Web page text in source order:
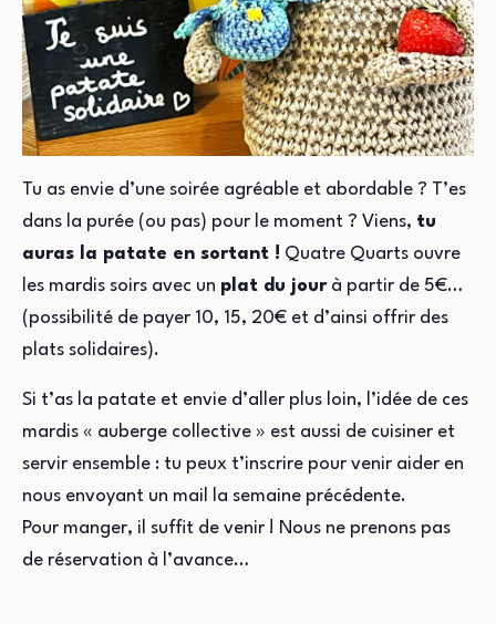
Tu as envie d’une soirée agréable et abordable ? T’es
dans la purée (ou pas) pour le moment ? Viens, tu
auras la patate en sortant ! Quatre Quarts ouvre
les mardis soirs avec un plat du jourà partir de 5€…
(possibilité de payer 10, 15, 20€ et d’ainsi offrir des
plats solidaires).
Si t’as la patate et envie d’aller plus loin, l’idée de ces
mardis « auberge collective » est aussi de cuisiner et
servir ensemble : tu peux t’inscrire pour venir aider en
nous envoyant un mail la semaine précédente.
Pour manger, il suffit de venir ! Nous ne prenons pas
de réservation à l’avance…